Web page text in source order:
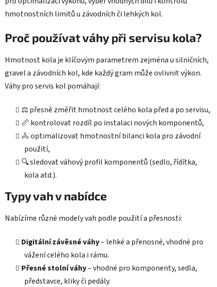
p
i
u
hmotnostních limitů u závodních či lehkých kol.
Proč používat váhy při servisu kola?
Hmotnost kola je klíčovým parametrem zejména u silničních,
gravel a závodních kol, kde každý gram může ovlivnit výkon.
Váhy pro servis kol pomáhají:
⚖️ přesně změřit hmotnost celého kola před a po servisu,
📏 kontrolovat rozdíl po instalaci nových komponentů,
🚴 optimalizovat hmotnostní bilanci kola pro závodní
použití,
🔍 sledovat váhový profil komponentů (sedlo, řídítka,
kola atd.).
Typy vah v nabídce
Nabízíme různé modely vah podle použití a přesnosti:
Digitální závěsné váhy– lehké a přenosné, vhodné pro
vážení celého kola i rámu.
Přesné stolní váhy– vhodné pro komponenty, sedla,
představce, kliky či pedály.